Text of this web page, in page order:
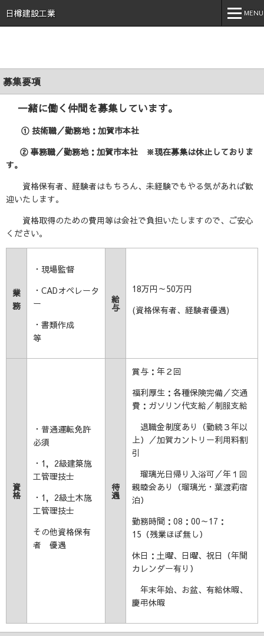
式会社 日樽 建設 土木 建築 新築 戸建 工事 解体 地元 安
心 誠実 コロナ 空気触媒 酸素クラスター オゾン 不活化
日樽建設工業 MENU
会社案内
事業内容
実績紹介
施工事例
採用情報
お問い合わせ
募集要項
一緒に働く仲間を募集しています。
① 技術職／勤務地：加賀市本社
② 事務職／勤務地：加賀市本社 ※現在募集は休止しておりま
す。
資格保有者、経験者はもちろん、未経験でもやる気があれば歓
迎いたします。
資格取得のための費用等は会社で負担いたしますので、ご安心
ください。
業
務
・現場監督
・CADオペレータ
ー
・書類作成
等
給
与
18万円～50万円
(資格保有者、経験者優遇)
資
格
・普通運転免許
必須
・1，2級建築施
工管理技士
・1，2級土木施
工管理技士
その他資格保有
者 優遇
待
遇
賞与：年２回
福利厚生：各種保険完備／交通
費：ガソリン代支給／制服支給
退職金制度あり（勤続３年以
上）／加賀カントリー利用料割
引
瑠璃光日帰り入浴可／年１回
親睦会あり（瑠璃光・葉渡莉宿
泊）
勤務時間：08：00～17：
15（残業ほぼ無し）
休日：土曜、日曜、祝日（年間
カレンダー有り）
年末年始、お盆、有給休暇、
慶弔休暇